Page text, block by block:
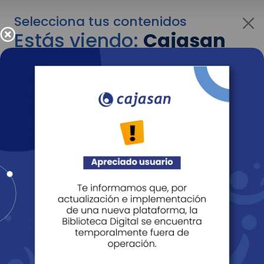
Selecciona tus contenidos
Estás viendo:Cajasan
para empresas
Para cambiar al contenido de tu interés más
adelante recuerda utilizar el menú
Entendido